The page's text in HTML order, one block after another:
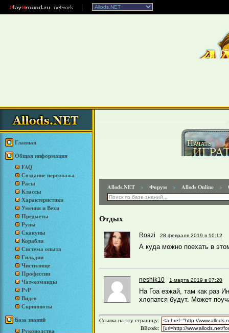
Главная
Общая информация
FAQ
Создание персонажа
Расы
Классы
Характеристики
Умения и Вехи
Предметы
Руны
Скакуны
Корабли
Система опыта
Гильдии
Чистилище
Профессии
Чат-команды
PvP
Видео
Скриншоты
База знаний
Руководства
Allods.NET > Форум > Allods Online >
Отдых
Roazi 28 февраля 2019 в 10:12
А куда можно поехать в
neshik10 1 марта 2019 в 07:20
На Гоа езжай, там как раз
хлопатся будут. Может
Cсылка на эту страницу:
BBcode: